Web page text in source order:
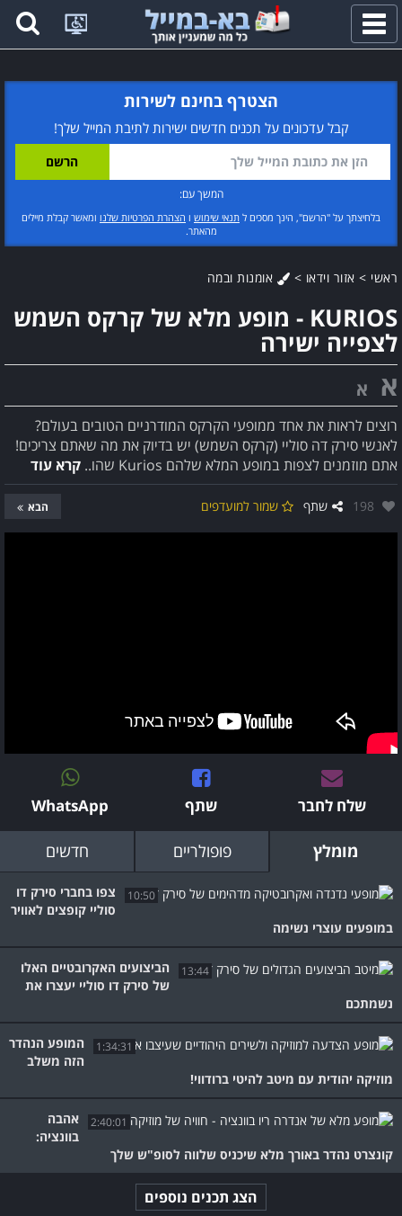
פתח
תפריט
הצטרף בחינם לשירות
קבל עדכונים על תכנים חדשים ישירות לתיבת המייל שלך!
המשך עם:
בלחיצתך על "הרשם", הינך מסכים ל תנאי שימוש ו הצהרת הפרטיות שלנו ומאשר קבלת מיילים
מהאתר.
ראשי > אזור וידאו > אומנות ובמה
KURIOS - מופע מלא של קרקס השמש
לצפייה ישירה
א א
רוצים לראות את אחד ממופעי הקרקס המודרניים הטובים בעולם?
לאנשי סירק דה סוליי (קרקס השמש) יש בדיוק את מה שאתם צריכים!
אתם מוזמנים לצפות במופע המלא שלהם Kurios שהו..
קרא עוד
אהבו:
198 שתף שמור למועדפים הבא
שלח לחבר שתף WhatsApp
מומלץ פופולריים חדשים
10:50
צפו בחברי סירק דו
סוליי קופצים לאוויר
במופעים עוצרי נשימה
13:44
הביצועים האקרובטיים האלו
של סירק דו סוליי יעצרו את
נשמתכם
1:34:31
המופע הנהדר
הזה משלב
מוזיקה יהודית עם מיטב להיטי ברודווי!
2:40:01
אהבה
בוונציה:
קונצרט נהדר באורך מלא שיכניס שלווה לסופ"ש שלך
הצג תכנים נוספים